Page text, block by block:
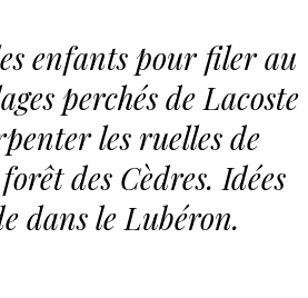
enfants pour filer au
perchés de Lacoste
les ruelles de
des Cèdres. Idées
dans le Lubéron.